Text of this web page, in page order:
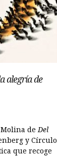
alegría de
Molina deDel
y Círculo
que recoge